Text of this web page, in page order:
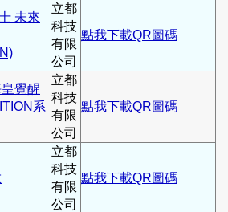
未來
立都
科技
有限
公司
點我下載QR圖碼
覺醒
系
立都
科技
有限
公司
點我下載QR圖碼
立都
科技
有限
公司
點我下載QR圖碼